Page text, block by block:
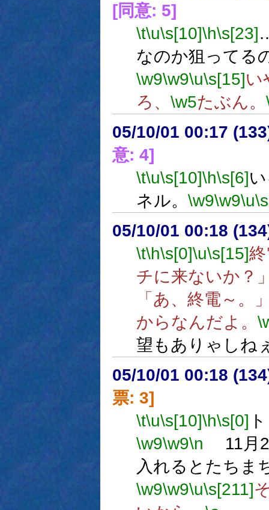
[同意: 5]
\t\u\s[10]\h\s[23]
なのか狙ってる
\w9\w9\u\s[15]い
ろ、 \w5たぶん。
05/10/01 00:17
意: 4]
\t\u\s[10]\h\s[6]
ネル。 \w9\w9\u
05/10/01 00:18
\t\h\s[0]\u\s[15]
チに来ないか？
「あ、終電～。
からなんだよ。
望もありゃしね
05/10/01 00:18
票: 3]
\t\u\s[10]\h\s[0]
\w9\w9\n 11月
入れるとたちま
\w9\w9\u\s[211]